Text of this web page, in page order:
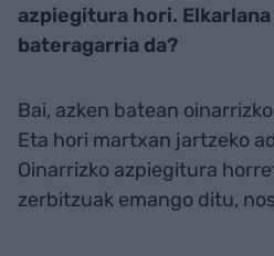
azpiegitura hori.
bateragarria da?
Bai, azken batean
Eta hori martxan jartzeko
Oinarrizko azpiegitura
zerbitzuak emango ditu,